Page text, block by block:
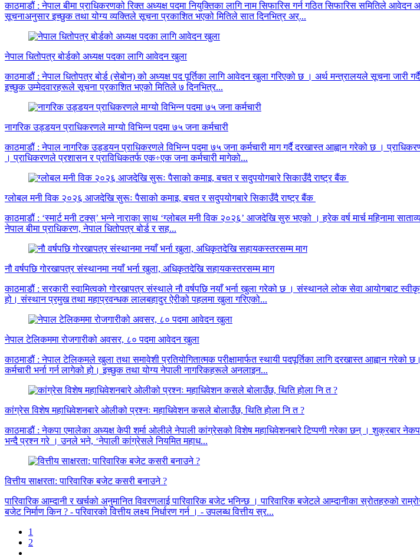
काठमाडौं : नेपाल बीमा प्राधिकरणको रिक्त अध्यक्ष पदमा नियुक्तिका लागि नाम सिफारिस गर्न गठित सिफारिस समितिले
सूचनाअनुसार इच्छुक तथा योग्य व्यक्तिले सूचना प्रकाशित भएको मितिले सात दिनभित्र अर्...
नेपाल धितोपत्र बोर्डको अध्यक्ष पदका लागि आवेदन खुला
काठमाडौं : नेपाल धितोपत्र बोर्ड (सेबोन) को अध्यक्ष पद पूर्तिका लागि आवेदन खुला गरिएको छ । अर्थ मन्त्रालयले सूचना जारी
इच्छुक उम्मेदवारहरूले सूचना प्रकाशित भएको मितिले ७ दिनभित्र...
नागरिक उड्डयन प्राधिकरणले माग्यो विभिन्न पदमा ७५ जना कर्मचारी
काठमाडौं : नेपाल नागरिक उड्डयन प्राधिकरणले विभिन्न पदमा ७५ जना कर्मचारी माग गर्दै दरखास्त आह्वान गरेको छ ।
। प्राधिकरणले प्रशासन र प्राविधिकतर्फ एक÷एक जना कर्मचारी मागेको...
ग्लोबल मनी विक २०२६ आजदेखि सुरूः पैसाको कमाइ, बचत र सदुपयोगबारे सिकाउँदै राष्ट्र बैंक
काठमाडौं : ‘स्मार्ट मनी टक्स्’ भन्ने नाराका साथ ‘ग्लोबल मनी विक २०२६’ आजदेखि सुरु भएको । हरेक वर्ष मार्च महिनामा
नेपाल बीमा प्राधिकरण, नेपाल धितोपत्र बोर्ड र सह...
नौ वर्षपछि गोरखापत्र संस्थानमा नयाँ भर्ना खुला, अधिकृतदेखि सहायकस्तरसम्म माग
काठमाडौं : सरकारी स्वामित्वको गोरखापत्र संस्थाले नौ वर्षपछि नयाँ भर्ना खुला गरेको छ । संस्थानले लोक सेवा आयोगबाट
हो। संस्थान प्रमुख तथा महाप्रवन्धक लालबहादुर ऐरीको पहलमा खुला गरिएको...
नेपाल टेलिकममा रोजगारीको अवसर, ८० पदमा आवेदन खुला
काठमाडौं : नेपाल टेलिकमले खुला तथा समावेशी प्रतियोगितात्मक परीक्षामार्फत स्थायी पदपूर्तिका लागि दरखास्त आह्वान
कर्मचारी भर्ना गर्न लागेको हो। इच्छुक तथा योग्य नेपाली नागरिकहरूले अनलाइन...
कांग्रेस विशेष महाधिवेशनबारे ओलीको प्रश्नः महाधिवेशन कसले बोलाउँछ, थिति होला नि त ?
काठमाडौं : नेकपा एमालेका अध्यक्ष केपी शर्मा ओलीले नेपाली कांग्रेसको विशेष महाधिवेशनबारे टिप्पणी गरेका छन् । शुक्रबार
भन्दै प्रश्न गरे । उनले भने, ‘नेपाली कांग्रेसले नियमित महाध...
वित्तीय साक्षरता: पारिवारिक बजेट कसरी बनाउने ?
पारिवारिक आम्दानी र खर्चको अनुमानित विवरणलाई पारिवारिक बजेट भनिन्छ । पारिवारिक बजेटले आम्दानीका स्रोतहरुको
बजेट निर्माण किन ? - परिवारको वित्तीय लक्ष्य निर्धारण गर्न । - उपलब्ध वित्तीय स्र...
1
2